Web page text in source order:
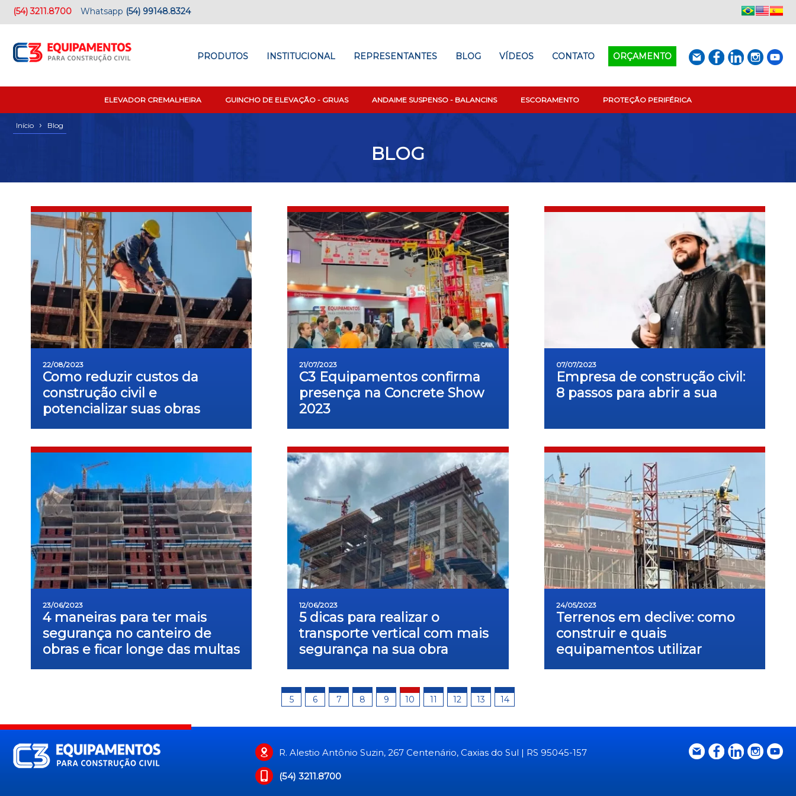
(54) 3211.8700 Whatsapp (54) 99148.8324
PRODUTOS INSTITUCIONAL REPRESENTANTES BLOG VÍDEOS CONTATO ORÇAMENTO
ELEVADOR CREMALHEIRA GUINCHO DE ELEVAÇÃO - GRUAS ANDAIME SUSPENSO - BALANCINS ESCORAMENTO PROTEÇÃO PERIFÉRICA
Início › Blog
BLOG
22/08/2023
Como reduzir custos da
construção civil e
potencializar suas obras
21/07/2023
C3 Equipamentos confirma
presença na Concrete Show
2023
07/07/2023
Empresa de construção civil:
8 passos para abrir a sua
23/06/2023
4 maneiras para ter mais
segurança no canteiro de
obras e ficar longe das multas
12/06/2023
5 dicas para realizar o
transporte vertical com mais
segurança na sua obra
24/05/2023
Terrenos em declive: como
construir e quais
equipamentos utilizar
5 6 7 8 9 10 11 12 13 14
R. Alestio Antônio Suzin, 267 Centenário, Caxias do Sul | RS 95045-157
(54) 3211.8700